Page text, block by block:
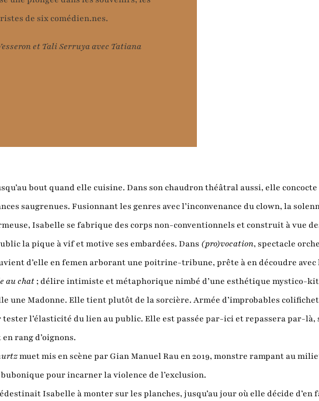
de six comédien.nes.
et Tali Serruya avec Tatiana
bout quand elle cuisine. Dans son chaudron théâtral aussi, elle
saugrenues. Fusionnant les genres avec l’inconvenance du clown, la
Isabelle se fabrique des corps non-conventionnels et construit à vue
la pique à vif et motive ses embardées. Dans (pro)vocation, spectacle
d’elle en femen arborant une poitrine-tribune, prête à en découdre
au chat ; délire intimiste et métaphorique nimbé d’une esthétique mystico-
une Madonne. Elle tient plutôt de la sorcière. Armée d’improbables
l’élasticité du lien au public. Elle est passée par-ici et repassera par-
rang d’oignons.
muet mis en scène par Gian Manuel Rau en 2019, monstre rampant au
pour incarner la violence de l’exclusion.
Isabelle à monter sur les planches, jusqu’au jour où elle décide d’en